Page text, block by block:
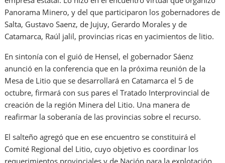
Panorama Minero, y del que participaron los gobernadores de
Salta, Gustavo Saenz, de Jujuy, Gerardo Morales y de
Catamarca, Raúl jalil, provincias ricas en yacimientos de litio.
En sintonía con el guió de Hensel, el gobernador Sáenz
anunció en la conferencia que en la próxima reunión de la
Mesa de Litio que se desarrollará en Catamarca el 5 de
octubre, firmará con sus pares el Tratado Interprovincial de
creación de la región Minera del Litio. Una manera de
reafirmar la soberanía de las provincias sobre el recurso.
El salteño agregó que en ese encuentro se constituirá el
Comité Regional del Litio, cuyo objetivo es coordinar los